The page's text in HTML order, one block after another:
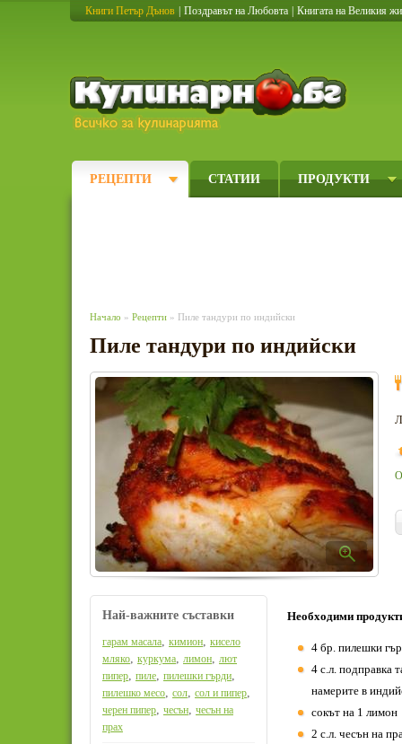
Книги Петър Дънов Поздравът на Любовта Книгата на Великия
РЕЦЕПТИ СТАТИИ ПРОДУКТИ
Начало » Рецепти » Пиле тандури по индийски
Пиле тандури по индийски
Необходими
4 бр. пилешки
4 с.л. подправка
намерите в
сокът на 1 лимон
2 с.л. чесън на
Най-важните съставки
гарам масала, кимион, кисело
мляко, куркума, лимон, лют
пипер, пиле, пилешки гърди,
пилешко месо, сол, сол и пипер,
черен пипер, чесън, чесън на
прах